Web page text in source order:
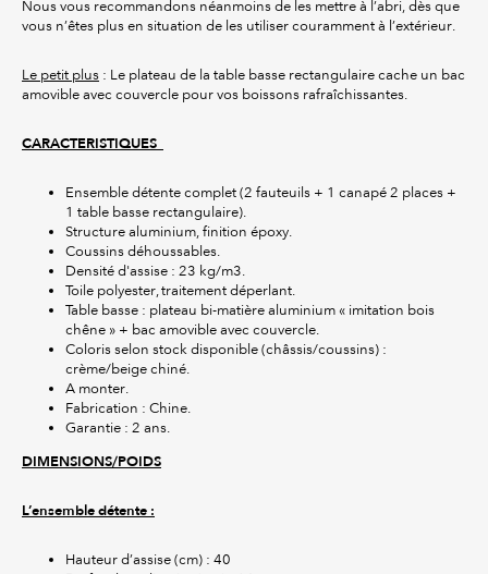
Nous vous recommandons néanmoins de les mettre à l’abri, dès que
vous n’êtes plus en situation de les utiliser couramment à l’extérieur.
Le petit plus : Le plateau de la table basse rectangulaire cache un bac
amovible avec couvercle pour vos boissons rafraîchissantes.
CARACTERISTIQUES
Ensemble détente complet (2 fauteuils + 1 canapé 2 places +
1 table basse rectangulaire).
Structure aluminium, finition époxy.
Coussins déhoussables.
Densité d'assise : 23 kg/m3.
Toile polyester, traitement déperlant.
Table basse : plateau bi-matière aluminium « imitation bois
chêne » + bac amovible avec couvercle.
Coloris selon stock disponible (châssis/coussins) :
crème/beige chiné.
A monter.
Fabrication : Chine.
Garantie : 2 ans.
DIMENSIONS/POIDS
L’ensemble détente :
Hauteur d’assise (cm) : 40